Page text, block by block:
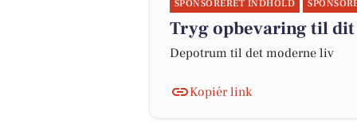
SPONSORERET INDHOLD
Tryg opbevaring til
Depotrum til det moderne liv
Kopiér link